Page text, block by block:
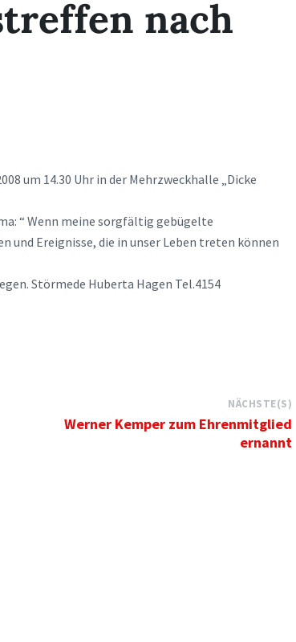
nach
um 14.30 Uhr in der Mehrzweckhalle „Dicke
“ Wenn meine sorgfältig gebügelte
und Ereignisse, die in unser Leben treten können
Störmede Huberta Hagen Tel.4154
NÄCHSTE(S)
Werner Kemper zum Ehrenmitglied
ernannt